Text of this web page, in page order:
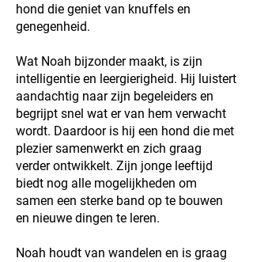
hond die geniet van knuffels en
genegenheid.
Wat Noah bijzonder maakt, is zijn
intelligentie en leergierigheid. Hij luistert
aandachtig naar zijn begeleiders en
begrijpt snel wat er van hem verwacht
wordt. Daardoor is hij een hond die met
plezier samenwerkt en zich graag
verder ontwikkelt. Zijn jonge leeftijd
biedt nog alle mogelijkheden om
samen een sterke band op te bouwen
en nieuwe dingen te leren.
Noah houdt van wandelen en is graag